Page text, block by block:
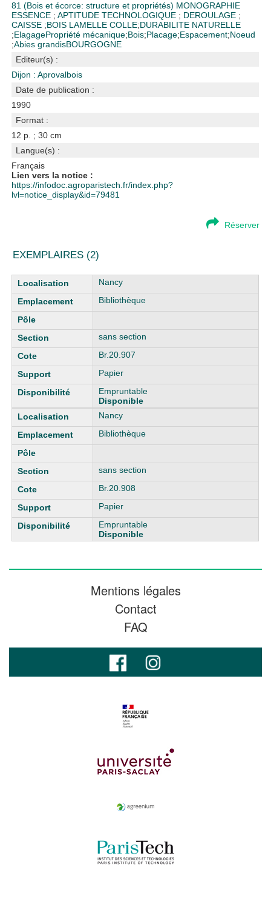
81 (Bois et écorce: structure et propriétés) MONOGRAPHIE
ESSENCE ;APTITUDE TECHNOLOGIQUE ; DEROULAGE ;
CAISSE ;BOIS LAMELLE COLLE;DURABILITE NATURELLE
;ElagagePropriété mécanique;Bois;Placage;Espacement;Noeud
;Abies grandisBOURGOGNE
Editeur(s) :
Dijon : Aprovalbois
Date de publication :
1990
Format :
12 p. ; 30 cm
Langue(s) :
Français
Lien vers la notice :
https://infodoc.agroparistech.fr/index.php?
lvl=notice_display&id=79481
Réserver
EXEMPLAIRES (2)
Liste des exemplaires
Nancy
Bibliothèque
sans section
Br.20.907
Papier
Empruntable
Disponible
Nancy
Bibliothèque
sans section
Br.20.908
Papier
Empruntable
Disponible
Mentions légales
Contact
FAQ